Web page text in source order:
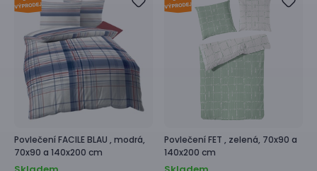
PovlečeníFACILE BLAU , modrá,
70x90 a 140x200 cm
PovlečeníFET , zelená, 70x90 a
140x200 cm